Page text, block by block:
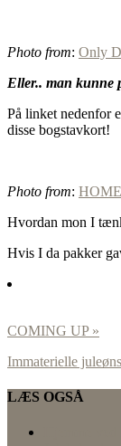
Photo from: Only
Eller.. man kunne
På linket nedenfor
disse bogstavkort!
Photo from:
Hvordan mon I
Hvis I da pakker
COMING UP »
Immaterielle
LÆS OGSÅ